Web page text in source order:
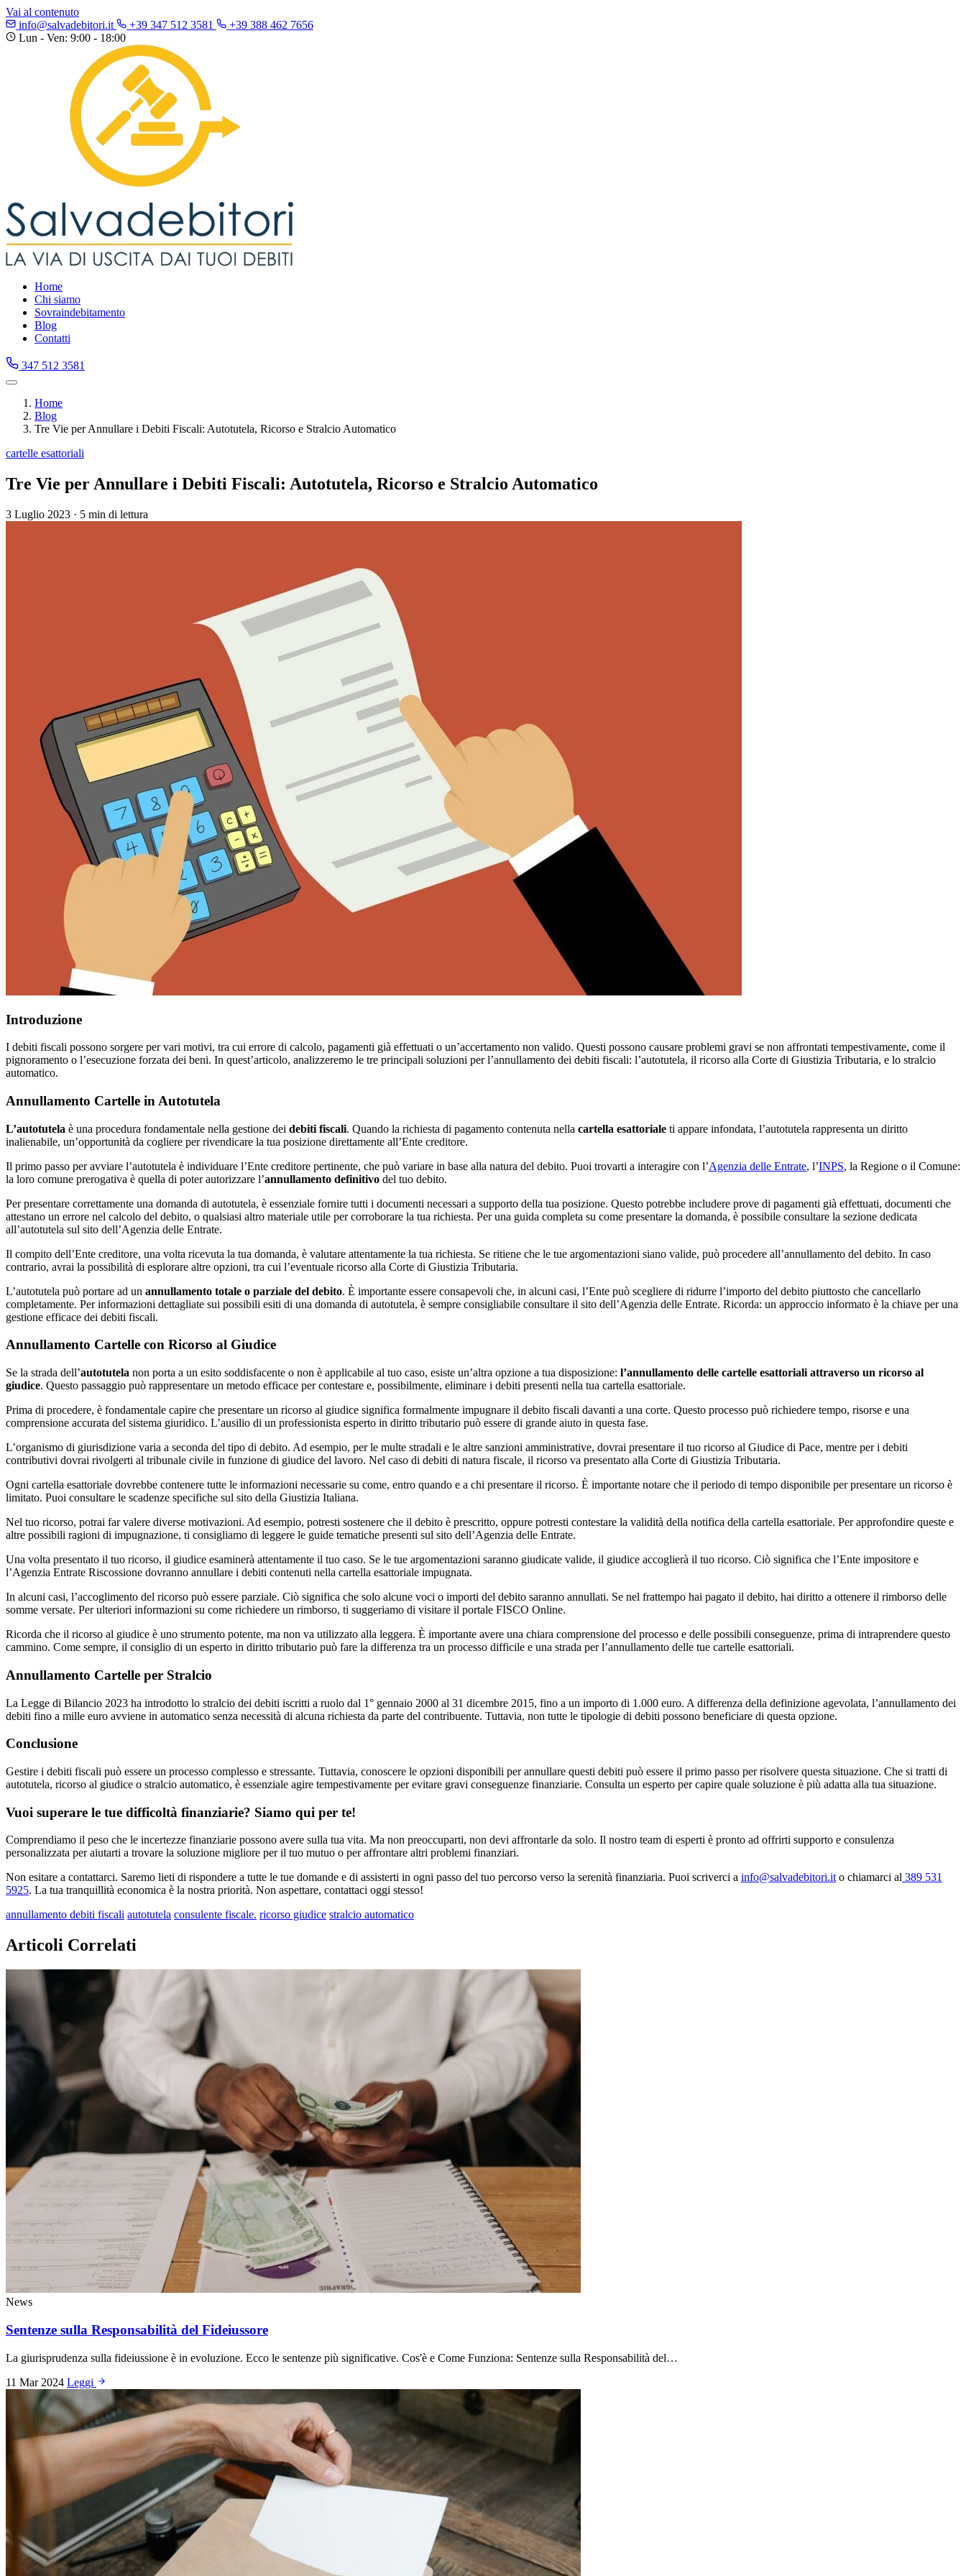
Vai al contenuto
info@salvadebitori.it
+39 347 512 3581
+39 388 462 7656
Lun - Ven: 9:00 - 18:00
Home
Chi siamo
Sovraindebitamento
Blog
Contatti
347 512 3581
Home
Blog
Tre Vie per Annullare i Debiti Fiscali: Autotutela, Ricorso e Stralcio Automatico
cartelle esattoriali
Tre Vie per Annullare i Debiti Fiscali: Autotutela, Ricorso e Stralcio Automatico
3 Luglio 2023 · 5 min di lettura
Introduzione
I debiti fiscali possono sorgere per vari motivi, tra cui errore di calcolo, pagamenti già effettuati o un’accertamento non valido. Questi possono causare problemi gravi se non affrontati tempestivamente, come il
pignoramento o l’esecuzione forzata dei beni. In quest’articolo, analizzeremo le tre principali soluzioni per l’annullamento dei debiti fiscali: l’autotutela, il ricorso alla Corte di Giustizia Tributaria, e lo stralcio
automatico.
Annullamento Cartelle in Autotutela
L’autotutela è una procedura fondamentale nella gestione dei debiti fiscali. Quando la richiesta di pagamento contenuta nella cartella esattoriale ti appare infondata, l’autotutela rappresenta un diritto
inalienabile, un’opportunità da cogliere per rivendicare la tua posizione direttamente all’Ente creditore.
Il primo passo per avviare l’autotutela è individuare l’Ente creditore pertinente, che può variare in base alla natura del debito. Puoi trovarti a interagire con l’Agenzia delle Entrate, l’INPS, la Regione o il Comune:
la loro comune prerogativa è quella di poter autorizzare l’annullamento definitivo del tuo debito.
Per presentare correttamente una domanda di autotutela, è essenziale fornire tutti i documenti necessari a supporto della tua posizione. Questo potrebbe includere prove di pagamenti già effettuati, documenti che
attestano un errore nel calcolo del debito, o qualsiasi altro materiale utile per corroborare la tua richiesta. Per una guida completa su come presentare la domanda, è possibile consultare la sezione dedicata
all’autotutela sul sito dell’Agenzia delle Entrate.
Il compito dell’Ente creditore, una volta ricevuta la tua domanda, è valutare attentamente la tua richiesta. Se ritiene che le tue argomentazioni siano valide, può procedere all’annullamento del debito. In caso
contrario, avrai la possibilità di esplorare altre opzioni, tra cui l’eventuale ricorso alla Corte di Giustizia Tributaria.
L’autotutela può portare ad un annullamento totale o parziale del debito. È importante essere consapevoli che, in alcuni casi, l’Ente può scegliere di ridurre l’importo del debito piuttosto che cancellarlo
completamente. Per informazioni dettagliate sui possibili esiti di una domanda di autotutela, è sempre consigliabile consultare il sito dell’Agenzia delle Entrate. Ricorda: un approccio informato è la chiave per una
gestione efficace dei debiti fiscali.
Annullamento Cartelle con Ricorso al Giudice
Se la strada dell’autotutela non porta a un esito soddisfacente o non è applicabile al tuo caso, esiste un’altra opzione a tua disposizione: l’annullamento delle cartelle esattoriali attraverso un ricorso al
giudice. Questo passaggio può rappresentare un metodo efficace per contestare e, possibilmente, eliminare i debiti presenti nella tua cartella esattoriale.
Prima di procedere, è fondamentale capire che presentare un ricorso al giudice significa formalmente impugnare il debito fiscali davanti a una corte. Questo processo può richiedere tempo, risorse e una
comprensione accurata del sistema giuridico. L’ausilio di un professionista esperto in diritto tributario può essere di grande aiuto in questa fase.
L’organismo di giurisdizione varia a seconda del tipo di debito. Ad esempio, per le multe stradali e le altre sanzioni amministrative, dovrai presentare il tuo ricorso al Giudice di Pace, mentre per i debiti
contributivi dovrai rivolgerti al tribunale civile in funzione di giudice del lavoro. Nel caso di debiti di natura fiscale, il ricorso va presentato alla Corte di Giustizia Tributaria.
Ogni cartella esattoriale dovrebbe contenere tutte le informazioni necessarie su come, entro quando e a chi presentare il ricorso. È importante notare che il periodo di tempo disponibile per presentare un ricorso è
limitato. Puoi consultare le scadenze specifiche sul sito della Giustizia Italiana.
Nel tuo ricorso, potrai far valere diverse motivazioni. Ad esempio, potresti sostenere che il debito è prescritto, oppure potresti contestare la validità della notifica della cartella esattoriale. Per approfondire queste e
altre possibili ragioni di impugnazione, ti consigliamo di leggere le guide tematiche presenti sul sito dell’Agenzia delle Entrate.
Una volta presentato il tuo ricorso, il giudice esaminerà attentamente il tuo caso. Se le tue argomentazioni saranno giudicate valide, il giudice accoglierà il tuo ricorso. Ciò significa che l’Ente impositore e
l’Agenzia Entrate Riscossione dovranno annullare i debiti contenuti nella cartella esattoriale impugnata.
In alcuni casi, l’accoglimento del ricorso può essere parziale. Ciò significa che solo alcune voci o importi del debito saranno annullati. Se nel frattempo hai pagato il debito, hai diritto a ottenere il rimborso delle
somme versate. Per ulteriori informazioni su come richiedere un rimborso, ti suggeriamo di visitare il portale FISCO Online.
Ricorda che il ricorso al giudice è uno strumento potente, ma non va utilizzato alla leggera. È importante avere una chiara comprensione del processo e delle possibili conseguenze, prima di intraprendere questo
cammino. Come sempre, il consiglio di un esperto in diritto tributario può fare la differenza tra un processo difficile e una strada per l’annullamento delle tue cartelle esattoriali.
Annullamento Cartelle per Stralcio
La Legge di Bilancio 2023 ha introdotto lo stralcio dei debiti iscritti a ruolo dal 1° gennaio 2000 al 31 dicembre 2015, fino a un importo di 1.000 euro. A differenza della definizione agevolata, l’annullamento dei
debiti fino a mille euro avviene in automatico senza necessità di alcuna richiesta da parte del contribuente. Tuttavia, non tutte le tipologie di debiti possono beneficiare di questa opzione.
Conclusione
Gestire i debiti fiscali può essere un processo complesso e stressante. Tuttavia, conoscere le opzioni disponibili per annullare questi debiti può essere il primo passo per risolvere questa situazione. Che si tratti di
autotutela, ricorso al giudice o stralcio automatico, è essenziale agire tempestivamente per evitare gravi conseguenze finanziarie. Consulta un esperto per capire quale soluzione è più adatta alla tua situazione.
Vuoi superare le tue difficoltà finanziarie? Siamo qui per te!
Comprendiamo il peso che le incertezze finanziarie possono avere sulla tua vita. Ma non preoccuparti, non devi affrontarle da solo. Il nostro team di esperti è pronto ad offrirti supporto e consulenza
personalizzata per aiutarti a trovare la soluzione migliore per il tuo mutuo o per affrontare altri problemi finanziari.
Non esitare a contattarci. Saremo lieti di rispondere a tutte le tue domande e di assisterti in ogni passo del tuo percorso verso la serenità finanziaria. Puoi scriverci a info@salvadebitori.ito chiamarci al 389 531
5925. La tua tranquillità economica è la nostra priorità. Non aspettare, contattaci oggi stesso!
annullamento debiti fiscali autotutela consulente fiscale. ricorso giudice stralcio automatico
Articoli Correlati
News
Sentenze sulla Responsabilità del Fideiussore
La giurisprudenza sulla fideiussione è in evoluzione. Ecco le sentenze più significative. Cos'è e Come Funziona: Sentenze sulla Responsabilità del…
11 Mar 2024 Leggi